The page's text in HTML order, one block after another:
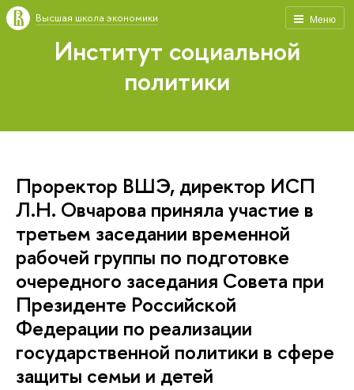
Меню
Высшая школа экономики
Институт социальной
политики
Проректор ВШЭ, директор ИСП
Л.Н. Овчарова приняла участие в
третьем заседании временной
рабочей группы по подготовке
очередного заседания Совета при
Президенте Российской
Федерации по реализации
государственной политики в сфере
защиты семьи и детей